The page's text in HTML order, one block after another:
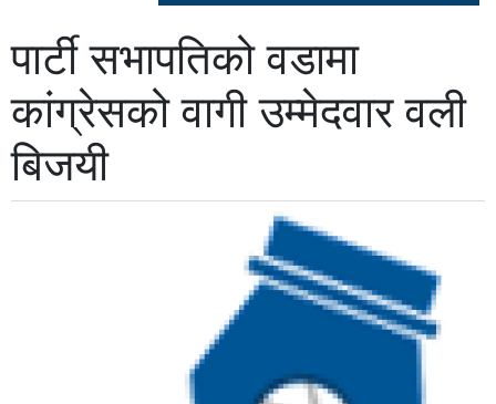
पार्टी सभापतिको वडामा
कांग्रेसको वागी उम्मेदवार वली
बिजयी